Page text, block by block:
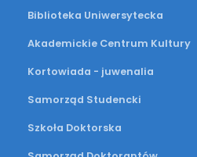
Biblioteka Uniwersytecka
Akademickie Centrum Kultury
Kortowiada - juwenalia
Samorząd Studencki
Szkoła Doktorska